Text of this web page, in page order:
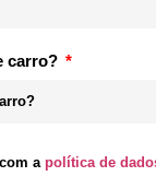
carro?
a política de